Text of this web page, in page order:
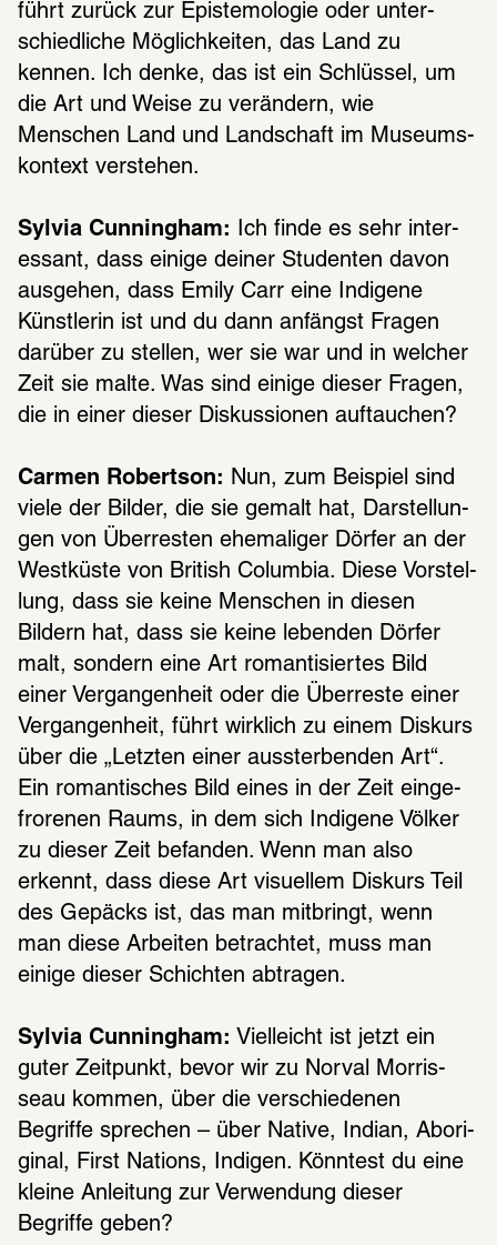
führt zurück zur Epis­te­mo­lo­gie oder unter­
schied­li­che Möglich­kei­ten, das Land zu
kennen. Ich denke, das ist ein Schlüs­sel, um
die Art und Weise zu verän­dern, wie
Menschen Land und Land­schaft im Muse­ums­
kon­text verste­hen.
Sylvia Cunningham:
Ich finde es sehr inter­
es­sant, dass einige deiner Studen­ten davon
ausge­hen, dass Emily Carr eine Indi­gene
Künst­le­rin ist und du dann anfängst Fragen
darüber zu stel­len, wer sie war und in welcher
Zeit sie malte. Was sind einige dieser Fragen,
die in einer dieser Diskus­sio­nen auftau­chen?
Carmen Robertson:
Nun, zum Beispiel sind
viele der Bilder, die sie gemalt hat, Darstel­lun­
gen von Über­res­ten ehema­li­ger Dörfer an der
West­küste von British Colum­bia. Diese Vorstel­
lung, dass sie keine Menschen in diesen
Bildern hat, dass sie keine leben­den Dörfer
malt, sondern eine Art roman­ti­sier­tes Bild
einer Vergan­gen­heit oder die Über­reste einer
Vergan­gen­heit, führt wirk­lich zu einem Diskurs
über die „Letz­ten einer ausster­ben­den Art“.
Ein roman­ti­sches Bild eines in der Zeit einge­
fro­re­nen Raums, in dem sich Indi­gene Völker
zu dieser Zeit befan­den. Wenn man also
erkennt, dass diese Art visu­el­lem Diskurs Teil
des Gepäcks ist, das man mitbringt, wenn
man diese Arbei­ten betrach­tet, muss man
einige dieser Schich­ten abtra­gen.
Sylvia Cunningham: Viel­leicht ist jetzt ein
guter Zeit­punkt, bevor wir zu Norval Morris­
seau kommen, über die verschie­de­nen
Begriffe spre­chen – über Native, Indian, Abori­
gi­nal, First Nati­ons, Indi­gen. Könn­test du eine
kleine Anlei­tung zur Verwen­dung dieser
Begriffe geben?